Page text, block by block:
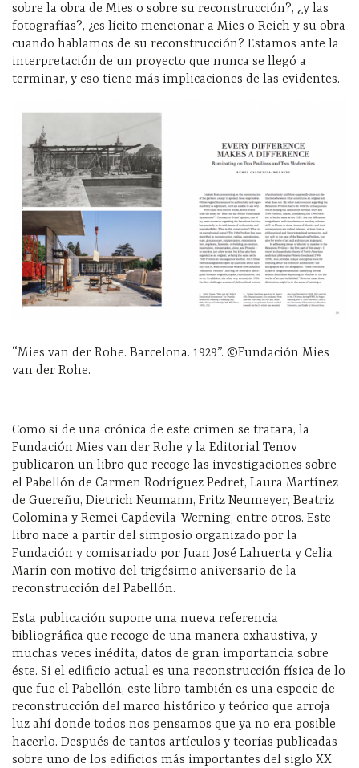
sobre la obra de Mies o sobre su reconstrucción?, ¿y las
fotografías?, ¿es lícito mencionar a Mies o Reich y su obra
cuando hablamos de su reconstrucción? Estamos ante la
interpretación de un proyecto que nunca se llegó a
terminar, y eso tiene más implicaciones de las evidentes.
“Mies van der Rohe. Barcelona. 1929”. ©Fundación Mies
van der Rohe.
Como si de una crónica de este crimen se tratara, la
Fundación Mies van der Rohe y la Editorial Tenov
publicaron un libro que recoge las investigaciones sobre
el Pabellón de Carmen Rodríguez Pedret, Laura Martínez
de Guereñu, Dietrich Neumann, Fritz Neumeyer, Beatriz
Colomina y Remei Capdevila-Werning, entre otros. Este
libro nace a partir del simposio organizado por la
Fundación y comisariado por Juan José Lahuerta y Celia
Marín con motivo del trigésimo aniversario de la
reconstrucción del Pabellón.
Esta publicación supone una nueva referencia
bibliográfica que recoge de una manera exhaustiva, y
muchas veces inédita, datos de gran importancia sobre
éste. Si el edificio actual es una reconstrucción física de lo
que fue el Pabellón, este libro también es una especie de
reconstrucción del marco histórico y teórico que arroja
luz ahí donde todos nos pensamos que ya no era posible
hacerlo. Después de tantos artículos y teorías publicadas
sobre uno de los edificios más importantes del siglo XX